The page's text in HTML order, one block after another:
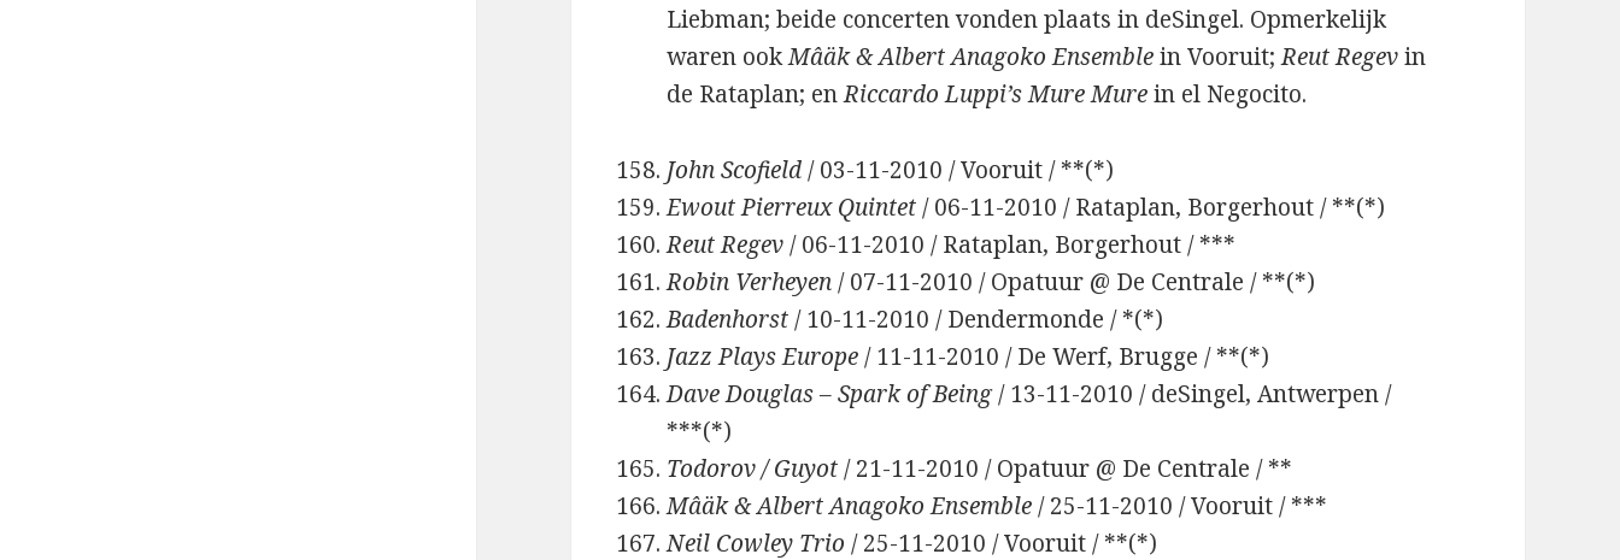
Liebman; beide concerten vonden plaats in deSingel. Opmerkelijk
waren ookMâäk & Albert Anagoko Ensemblein Vooruit;Reut Regevin
de Rataplan; enRiccardo Luppi’s Mure Murein el Negocito.
John Scofield/ 03-11-2010 / Vooruit / **(*)
Ewout Pierreux Quintet/ 06-11-2010 / Rataplan, Borgerhout / **(*)
Reut Regev/ 06-11-2010 / Rataplan, Borgerhout / ***
Robin Verheyen/ 07-11-2010 / Opatuur @ De Centrale / **(*)
Badenhorst/ 10-11-2010 / Dendermonde / *(*)
Jazz Plays Europe/ 11-11-2010 / De Werf, Brugge / **(*)
Dave Douglas – Spark of Being/ 13-11-2010 / deSingel, Antwerpen /
***(*)
Todorov / Guyot/ 21-11-2010 / Opatuur @ De Centrale / **
Mâäk & Albert Anagoko Ensemble/ 25-11-2010 / Vooruit / ***
Neil Cowley Trio / 25-11-2010 / Vooruit / **(*)